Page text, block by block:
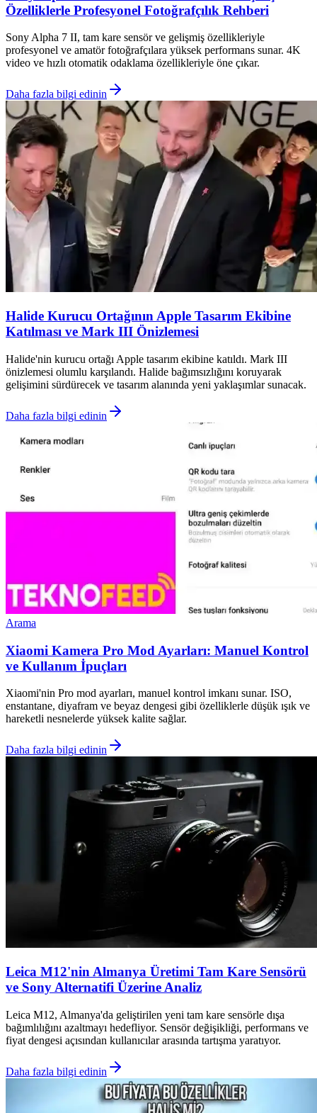
Özelliklerle Profesyonel Fotoğrafçılık Rehberi
Sony Alpha 7 II, tam kare sensör ve gelişmiş özellikleriyle
profesyonel ve amatör fotoğrafçılara yüksek performans sunar. 4K
video ve hızlı otomatik odaklama özellikleriyle öne çıkar.
Daha fazla bilgi edinin
Halide Kurucu Ortağının Apple Tasarım Ekibine
Katılması ve Mark III Önizlemesi
Halide'nin kurucu ortağı Apple tasarım ekibine katıldı. Mark III
önizlemesi olumlu karşılandı. Halide bağımsızlığını koruyarak
gelişimini sürdürecek ve tasarım alanında yeni yaklaşımlar sunacak.
Daha fazla bilgi edinin
Arama
Xiaomi Kamera Pro Mod Ayarları: Manuel Kontrol
ve Kullanım İpuçları
Xiaomi'nin Pro mod ayarları, manuel kontrol imkanı sunar. ISO,
enstantane, diyafram ve beyaz dengesi gibi özelliklerle düşük ışık ve
hareketli nesnelerde yüksek kalite sağlar.
Daha fazla bilgi edinin
Leica M12'nin Almanya Üretimi Tam Kare Sensörü
ve Sony Alternatifi Üzerine Analiz
Leica M12, Almanya'da geliştirilen yeni tam kare sensörle dışa
bağımlılığını azaltmayı hedefliyor. Sensör değişikliği, performans ve
fiyat dengesi açısından kullanıcılar arasında tartışma yaratıyor.
Daha fazla bilgi edinin